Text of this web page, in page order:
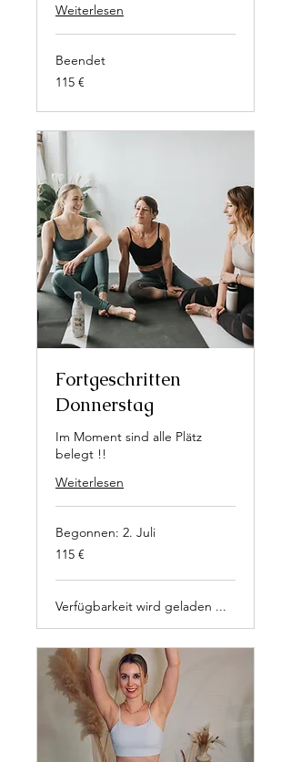
Weiterlesen
Beendet
115
Euro
115 €
Fortgeschritten
Donnerstag
Im Moment sind alle Plätz
belegt !!
Weiterlesen
Begonnen: 2. Juli
115
Euro
115 €
Verfügbarkeit wird geladen ...